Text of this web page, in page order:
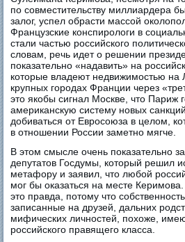
по совместительству миллиардера
залог, успел обрасти массой
Французские конспирологи в
стали частью российского
словам, речь идет о решении
показательно «надавить» на
которые владеют недвижимостью на
крупных городах Франции через
это якобы сигнал Москве, что Париж
американскую систему новых
добиваться от Евросоюза в целом,
в отношении России заметно мягче.
В этом смысле очень показательно
депутатов Госдумы, который решил
метафору и заявил, что любой
мог бы оказаться на месте
это правда, потому что
записанные на друзей, дальних
мифических личностей, похоже,
российского правящего класса.